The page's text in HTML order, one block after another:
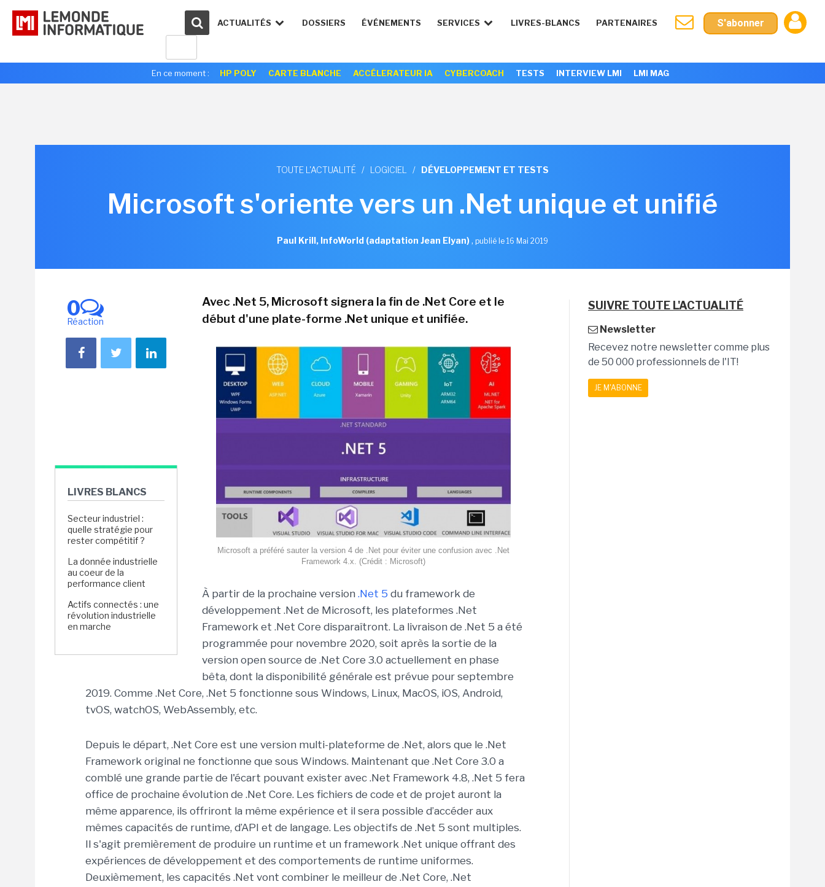
ACTUALITÉS DOSSIERS ÉVÉNEMENTS SERVICES LIVRES-BLANCS PARTENAIRES S'abonner
En ce moment : HP POLY CARTE BLANCHE ACCÉLERATEUR IA CYBERCOACH TESTS INTERVIEW LMI LMI MAG
TOUTE L'ACTUALITÉ / LOGICIEL / DÉVELOPPEMENT ET TESTS
Microsoft s'oriente vers un .Net unique et unifié
Paul Krill, InfoWorld (adaptation Jean Elyan), publié le 16 Mai 2019
0
Réaction
LIVRES BLANCS
Secteur industriel :
quelle stratégie pour
rester compétitif ?
La donnée industrielle
au coeur de la
performance client
Actifs connectés : une
révolution industrielle
en marche
Avec .Net 5, Microsoft signera la fin de .Net Core et le
début d'une plate-forme .Net unique et unifiée.
Microsoft a préféré sauter la version 4 de .Net pour éviter une confusion avec .Net
Framework 4.x. (Crédit : Microsoft)
À partir de la prochaine version .Net 5 du framework de
développement .Net de Microsoft, les plateformes .Net
Framework et .Net Core disparaîtront. La livraison de .Net 5 a été
programmée pour novembre 2020, soit après la sortie de la
version open source de .Net Core 3.0 actuellement en phase
bêta, dont la disponibilité générale est prévue pour septembre
2019. Comme .Net Core, .Net 5 fonctionne sous Windows, Linux, MacOS, iOS, Android,
tvOS, watchOS, WebAssembly, etc.
Depuis le départ, .Net Core est une version multi-plateforme de .Net, alors que le .Net
Framework original ne fonctionne que sous Windows. Maintenant que .Net Core 3.0 a
comblé une grande partie de l'écart pouvant exister avec .Net Framework 4.8, .Net 5 fera
office de prochaine évolution de .Net Core. Les fichiers de code et de projet auront la
même apparence, ils offriront la même expérience et il sera possible d’accéder aux
mêmes capacités de runtime, d’API et de langage. Les objectifs de .Net 5 sont multiples.
Il s'agit premièrement de produire un runtime et un framework .Net unique offrant des
expériences de développement et des comportements de runtime uniformes.
Deuxièmement, les capacités .Net vont combiner le meilleur de .Net Core, .Net
SUIVRE TOUTE L'ACTUALITÉ
Newsletter
Recevez notre newsletter comme plus
de 50 000 professionnels de l'IT!
JE M'ABONNE